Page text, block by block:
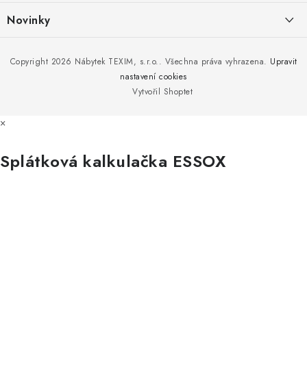
Kontakty
Doprava nábytku k Vám
Formulář odstoupení od smlouvy
Novinky
to!
Nakupujte zahradní nábytek i v ziměVytvořil Shoptet
Copyright 2026 Nábytek TEXIM, s.r.o.. Všechna práva vyhrazena. Upravit
nastavení cookies
×
Splátková kalkulačka ESSOX